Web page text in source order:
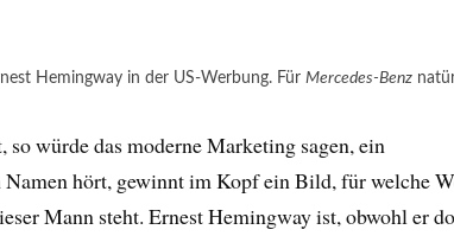
Hemingway in der US-Werbung. FürMercedes-Benz
würde das moderne Marketing sagen, ein
Namen hört, gewinnt im Kopf ein Bild, für welche
Mann steht. Ernest Hemingway ist, obwohl er